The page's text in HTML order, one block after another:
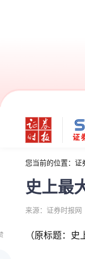
您当前的位置： 证
史上最
来源：证券时报网
（原标题：